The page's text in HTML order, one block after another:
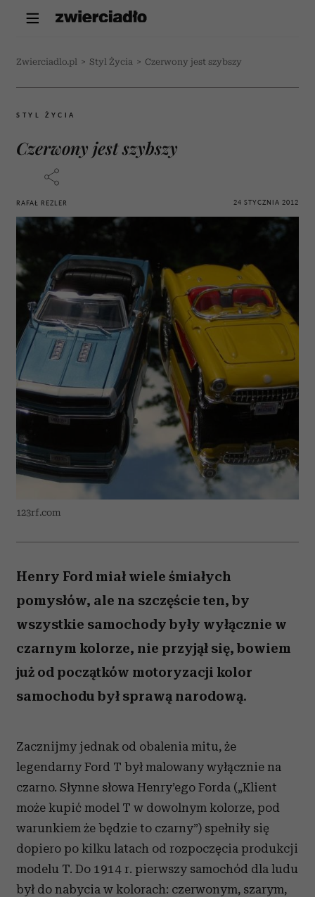
Zwierciadlo.pl > Styl Życia > Czerwony jest szybszy
STYL ŻYCIA
Czerwony jest szybszy
RAFAŁ REZLER 24 STYCZNIA 2012
123rf.com
Henry Ford miał wiele śmiałych
pomysłów, ale na szczęście ten, by
wszystkie samochody były wyłącznie w
czarnym kolorze, nie przyjął się, bowiem
już od początków motoryzacji kolor
samochodu był sprawą narodową.
Zacznijmy jednak od obalenia mitu, że
legendarny Ford T był malowany wyłącznie na
czarno. Słynne słowa Henry’ego Forda („Klient
może kupić model T w dowolnym kolorze, pod
warunkiem że będzie to czarny”) spełniły się
dopiero po kilku latach od rozpoczęcia produkcji
modelu T. Do 1914 r. pierwszy samochód dla ludu
był do nabycia w kolorach: czerwonym, szarym,